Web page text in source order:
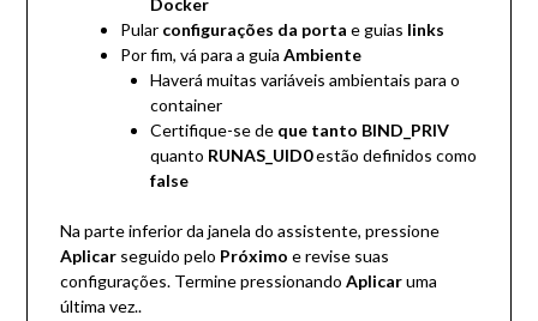
Docker
Pular configurações da porta e guias links
Por fim, vá para a guia Ambiente
Haverá muitas variáveis ambientais para o
container
Certifique-se de que tanto BIND_PRIV
quanto RUNAS_UID0estão definidos como
false
Na parte inferior da janela do assistente, pressione
Aplicarseguido pelo Próximo e revise suas
configurações. Termine pressionando Aplicaruma
última vez..